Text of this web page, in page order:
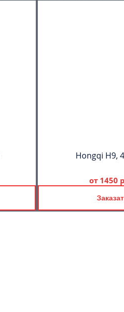
Hongqi H9,
от 1450